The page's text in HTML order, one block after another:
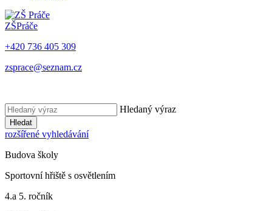
ZŠPráče
+420 736 405 309
zsprace@seznam.cz
Hledaný výraz
Hledat
rozšířené vyhledávání
Budova školy
Sportovní hřiště s osvětlením
4.a 5. ročník